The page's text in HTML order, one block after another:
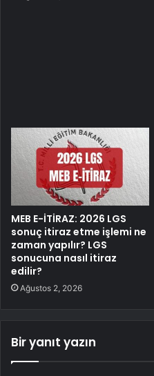
MEB E-İTİRAZ: 2026 LGS
sonuç itiraz etme işlemi ne
zaman yapılır? LGS
sonucuna nasıl itiraz
edilir?
Ağustos 2, 2026
Bir yanıt yazın